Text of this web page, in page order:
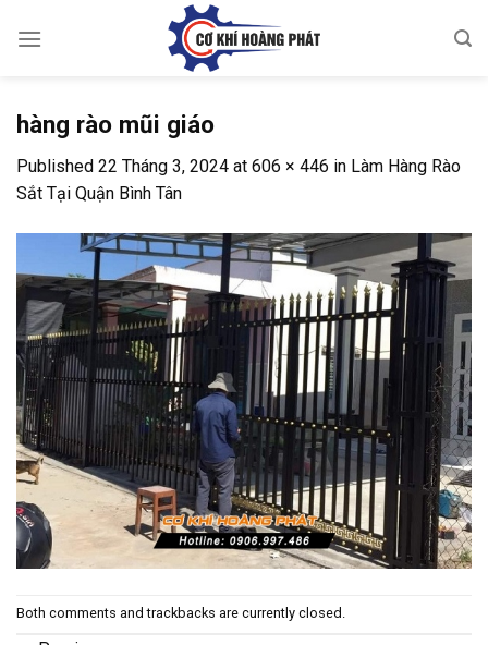
hàng rào mũi giáo
Published 22 Tháng 3, 2024 at 606 × 446 in Làm Hàng Rào
Sắt Tại Quận Bình Tân
Both comments and trackbacks are currently closed.